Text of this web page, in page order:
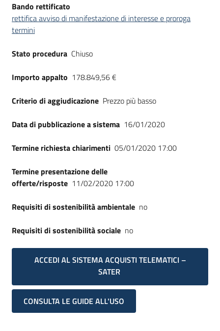
Bando rettificato
rettifica avviso di manifestazione di interesse e proroga
termini
Stato procedura Chiuso
Importo appalto 178.849,56 €
Criterio di aggiudicazione Prezzo più basso
Data di pubblicazione a sistema 16/01/2020
Termine richiesta chiarimenti 05/01/2020 17:00
Termine presentazione delle
offerte/risposte 11/02/2020 17:00
Requisiti di sostenibilità ambientale no
Requisiti di sostenibilità sociale no
ACCEDI AL SISTEMA ACQUISTI TELEMATICI –
SATER
CONSULTA LE GUIDE ALL'USO